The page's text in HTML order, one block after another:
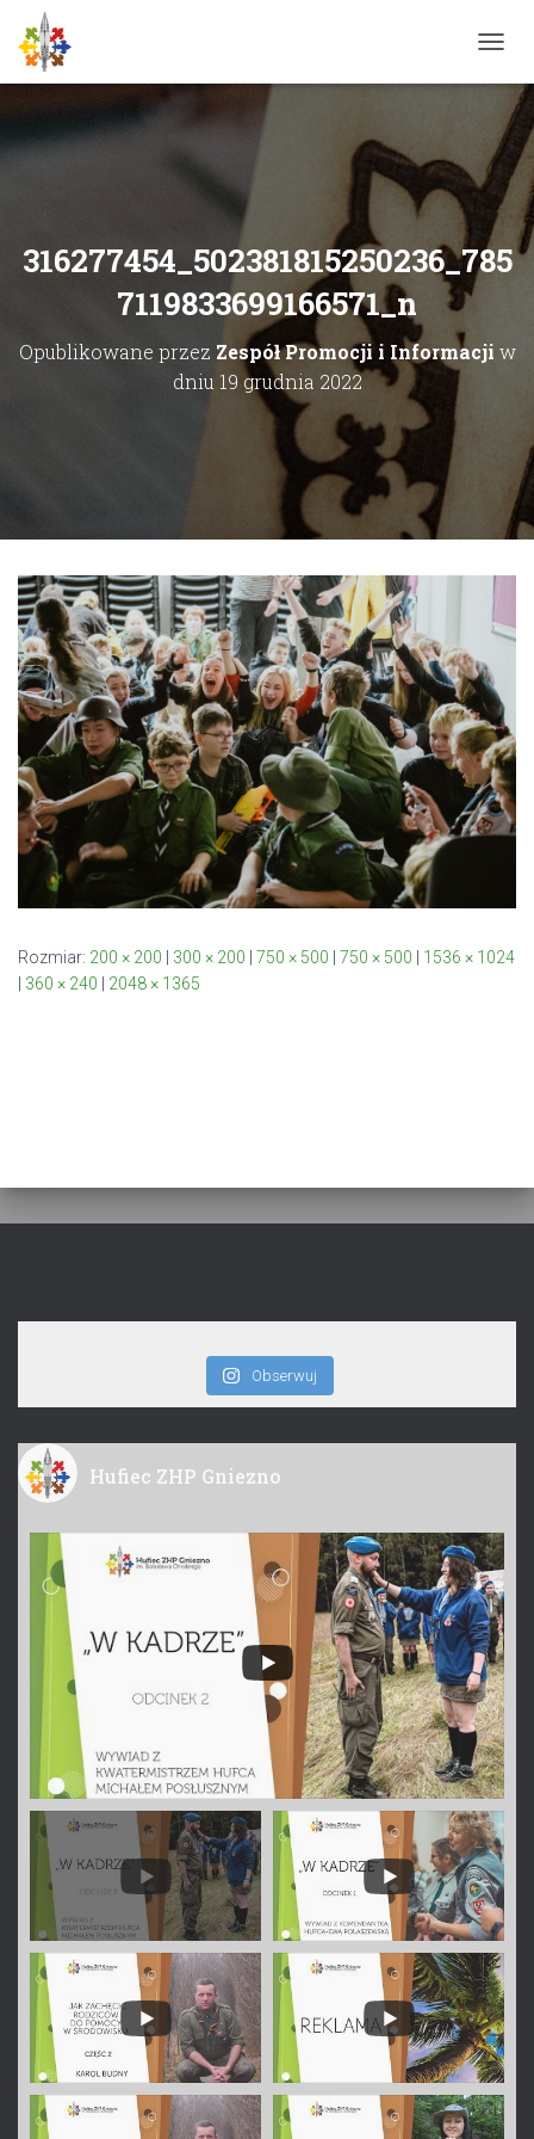
R
Ł
Ą
C
Z
N
A
A
316277454_502381815250236_785
7119833699166571_n
Opublikowane przez Zespół Promocji i Informacji w
dniu 19 grudnia 2022
Rozmiar: 200 × 200 | 300 × 200 | 750 × 500 | 750 × 500 | 1536 × 1024
| 360 × 240 | 2048 × 1365
Obserwuj
Hufiec ZHP Gniezno